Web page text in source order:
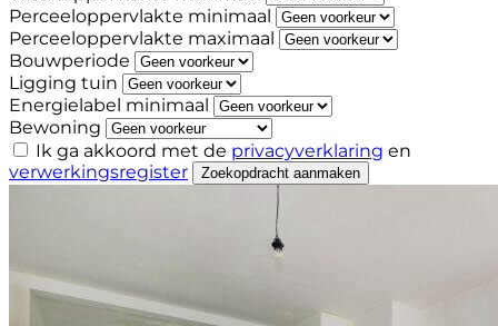
Perceeloppervlakte minimaal
Perceeloppervlakte maximaal
Bouwperiode
Ligging tuin
Energielabel minimaal
Bewoning
Ik ga akkoord met de privacyverklaring en
verwerkingsregister
Zoekopdracht aanmaken